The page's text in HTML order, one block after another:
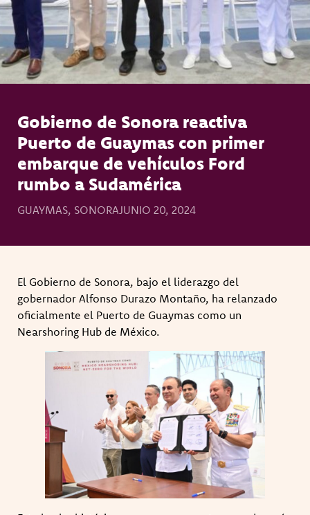
Gobierno de Sonora reactiva
Puerto de Guaymas con primer
embarque de vehículos Ford
rumbo a Sudamérica
GUAYMAS, SONORAJUNIO 20, 2024
El Gobierno de Sonora, bajo el liderazgo del
gobernador Alfonso Durazo Montaño, ha relanzado
oficialmente el Puerto de Guaymas como un
Nearshoring Hub de México.